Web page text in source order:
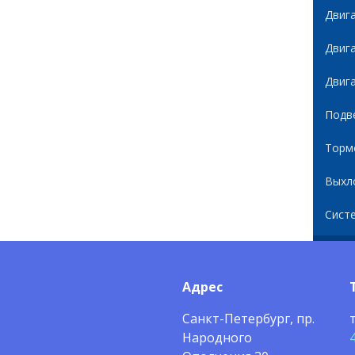
Адрес
Санкт-Петербург, пр.
Народного